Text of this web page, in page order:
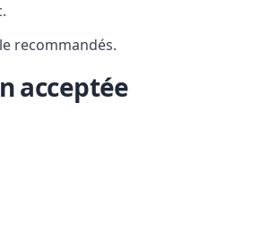
recommandés.
acceptée